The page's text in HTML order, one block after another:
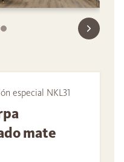
especial NKL31
mate